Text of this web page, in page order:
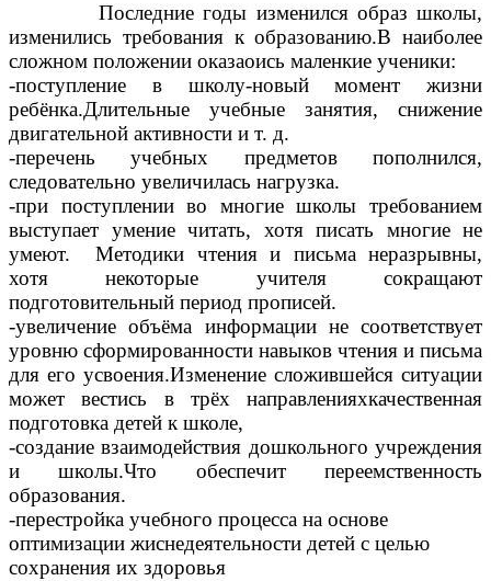
Последние годы изменился образ школы,
изменились требования к образованию.В наиболее
сложном положении оказаоись маленкие ученики:
-поступление в школу-новый момент жизни
ребёнка.Длительные учебные занятия, снижение
двигательной активности и т. д.
-перечень учебных предметов пополнился,
следовательно увеличилась нагрузка.
-при поступлении во многие школы требованием
выступает умение читать, хотя писать многие не
умеют. Методики чтения и письма неразрывны,
хотя некоторые учителя сокращают
подготовительный период прописей.
-увеличение объёма информации не соответствует
уровню сформированности навыков чтения и письма
для его усвоения.Изменение сложившейся ситуации
может вестись в трёх направленияхкачественная
подготовка детей к школе,
-создание взаимодействия дошкольного учреждения
и школы.Что обеспечит переемственность
образования.
-перестройка учебного процесса на основе
оптимизации жиснедеятельности детей с целью
сохранения их здоровья